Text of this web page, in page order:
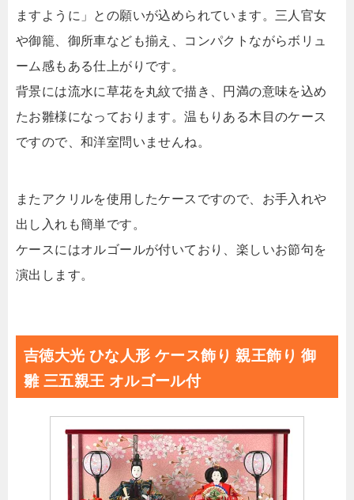
ますように」との願いが込められています。三人官女
や御籠、御所車なども揃え、コンパクトながらボリュ
ーム感もある仕上がりです。
背景には流水に草花を丸紋で描き、円満の意味を込め
たお雛様になっております。温もりある木目のケース
ですので、和洋室問いませんね。
またアクリルを使用したケースですので、お手入れや
出し入れも簡単です。
ケースにはオルゴールが付いており、楽しいお節句を
演出します。
吉徳大光 ひな人形 ケース飾り 親王飾り 御
雛 三五親王 オルゴール付